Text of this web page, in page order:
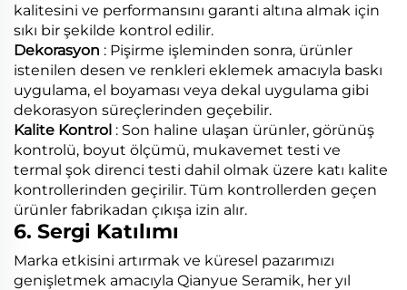
kalitesini ve performansını garanti altına almak için
sıkı bir şekilde kontrol edilir.
Dekorasyon : Pişirme işleminden sonra, ürünler
istenilen desen ve renkleri eklemek amacıyla baskı
uygulama, el boyaması veya dekal uygulama gibi
dekorasyon süreçlerinden geçebilir.
Kalite Kontrol : Son haline ulaşan ürünler, görünüş
kontrolü, boyut ölçümü, mukavemet testi ve
termal şok direnci testi dahil olmak üzere katı kalite
kontrollerinden geçirilir. Tüm kontrollerden geçen
ürünler fabrikadan çıkışa izin alır.
6. Sergi Katılımı
Marka etkisini artırmak ve küresel pazarımızı
genişletmek amacıyla Qianyue Seramik, her yıl